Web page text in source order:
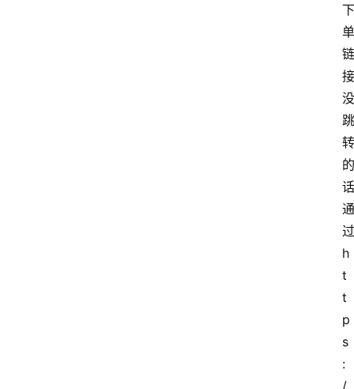
下
单
链
接
没
跳
转
的
话
通
过
h
t
t
p
s
:
/